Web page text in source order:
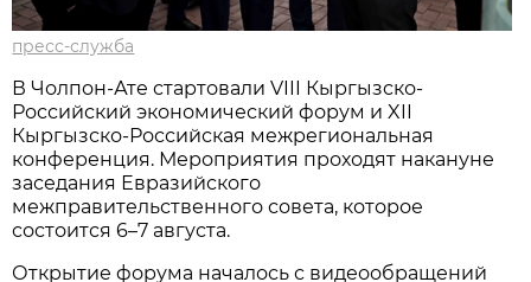
пресс-служба
В Чолпон-Ате стартовали VIII Кыргызско-
Российский экономический форум и XII
Кыргызско-Российская межрегиональная
конференция. Мероприятия проходят накануне
заседания Евразийского
межправительственного совета, которое
состоится 6–7 августа.
Открытие форума началось с видеообращений